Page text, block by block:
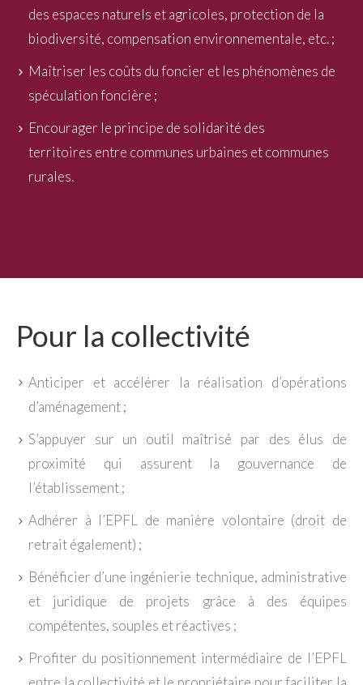
des espaces naturels et agricoles, protection de la
biodiversité, compensation environnementale, etc. ;
Maîtriser les coûts du foncier et les phénomènes de
spéculation foncière ;
Encourager le principe de solidarité des
territoires entre communes urbaines et communes
rurales.
Pour la collectivité
Anticiper et accélérer la réalisation d’opérations
d’aménagement ;
S’appuyer sur un outil maîtrisé par des élus de
proximité qui assurent la gouvernance de
l’établissement ;
Adhérer à l’EPFL de manière volontaire (droit de
retrait également) ;
Bénéficier d’une ingénierie technique, administrative
et juridique de projets grâce à des équipes
compétentes, souples et réactives ;
Profiter du positionnement intermédiaire de l’EPFL